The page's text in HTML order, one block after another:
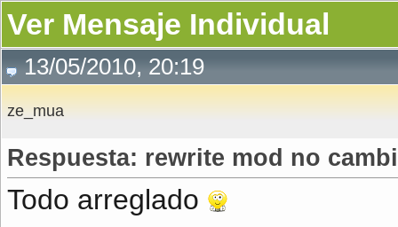
Ver Mensaje Individual
13/05/2010, 20:19
ze_mua
Respuesta: rewrite mod no
Todo arreglado